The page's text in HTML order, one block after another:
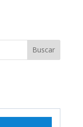
Buscar